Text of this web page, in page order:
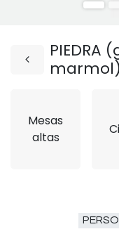
PIEDRA
marmol)
Mesas
altas